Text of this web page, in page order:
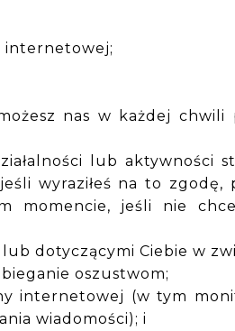
internetowej;
nas w każdej
lub aktywności
wyraziłeś na to
momencie, jeśli nie
dotyczącymi Ciebie w
oszustwom;
internetowej (w tym
wiadomości); i